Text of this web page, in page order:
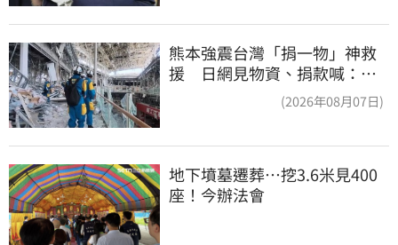
熊本強震台灣「捐一物」神救
援 日網見物資、捐款喊：給
(2026年08月07日)
地下墳墓遷葬…挖3.6米見400
座！今辦法會